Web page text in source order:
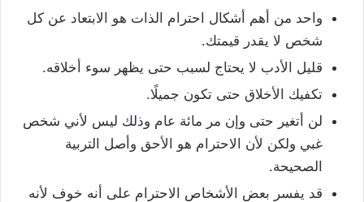
واحد من أهم أشكال احترام الذات هو الابتعاد عن كل
شخص لا يقدر قيمتك.
قليل الأدب لا يحتاج لسبب حتى يظهر سوء أخلاقه.
تكفيك الأخلاق حتى تكون جميلًا.
لن أتغير حتى وإن مر مائة عام وذلك ليس لأني شخص
غبي ولكن لأن الاحترام هو الأحق وأصل التربية
الصحيحة.
قد يفسر بعض الأشخاص الاحترام على أنه خوف لأنه